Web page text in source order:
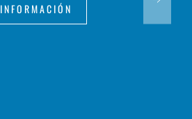
INFORMACIÓN